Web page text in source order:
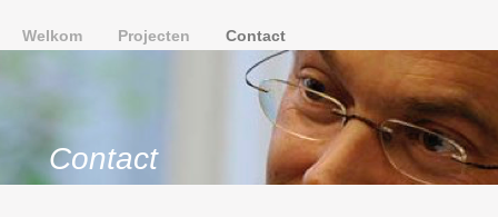
Welkom Projecten Contact
Contact